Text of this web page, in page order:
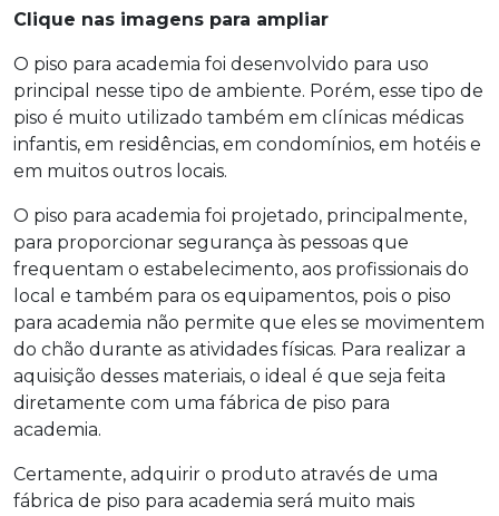
Clique nas imagens para ampliar
O piso para academia foi desenvolvido para uso
principal nesse tipo de ambiente. Porém, esse tipo de
piso é muito utilizado também em clínicas médicas
infantis, em residências, em condomínios, em hotéis e
em muitos outros locais.
O piso para academia foi projetado, principalmente,
para proporcionar segurança às pessoas que
frequentam o estabelecimento, aos profissionais do
local e também para os equipamentos, pois o piso
para academia não permite que eles se movimentem
do chão durante as atividades físicas. Para realizar a
aquisição desses materiais, o ideal é que seja feita
diretamente com uma fábrica de piso para
academia.
Certamente, adquirir o produto através de uma
fábrica de piso para academia será muito mais